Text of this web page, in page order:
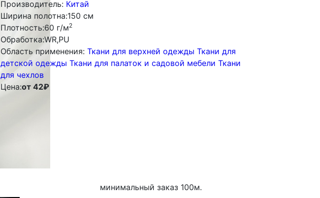
Производитель: Китай
Ширина полотна:150 см
Плотность:60 г/м2
Обработка:WR,PU
Облаcть применения: Ткани для верхней одежды Ткани для
детской одежды Ткани для палаток и садовой мебели Ткани
для чехлов
Цена:от 42₽
минимальный заказ 100м.